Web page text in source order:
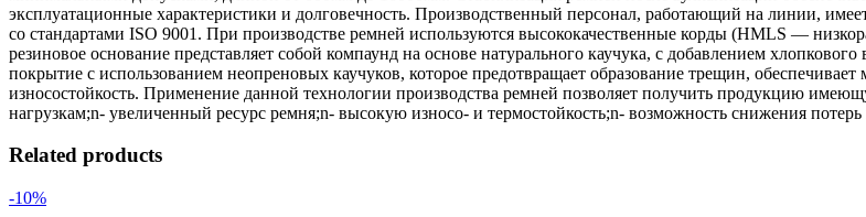
эксплуатационные характеристики и долговечность. Производственный персонал, работающий на линии,
со стандартами ISO 9001. При производстве ремней используются высококачественные корды (HMLS —
резиновое основание представляет собой компаунд на основе натурального каучука, с добавлением
покрытие с использованием неопреновых каучуков, которое предотвращает образование трещин,
износостойкость. Применение данной технологии производства ремней позволяет получить продукцию
нагрузкам;n- увеличенный ресурс ремня;n- высокую износо- и термостойкость;n- возможность снижения
Related products
-10%